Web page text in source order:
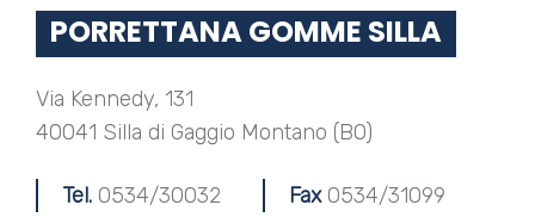
PORRETTANA GOMME SILLA
Via Kennedy, 131
40041 Silla di Gaggio Montano (BO)
Tel. 0534/30032 Fax0534/31099